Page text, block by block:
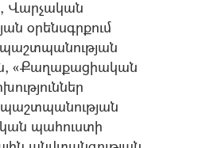
Վարչական
օրենսգրքում
«Քաղաքացիական
պաշտպանության
պահուստի